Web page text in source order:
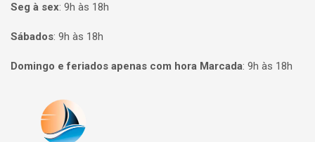
Seg à sex: 9h às 18h
Sábados: 9h às 18h
Domingo e feriados apenas com hora Marcada: 9h às 18h
Página inicial